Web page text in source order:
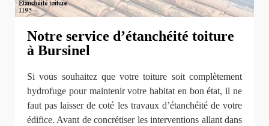
Notre service d’étanchéité toiture
à Bursinel
Si vous souhaitez que votre toiture soit complètement
hydrofuge pour maintenir votre habitat en bon état, il ne
faut pas laisser de coté les travaux d’étanchéité de votre
édifice. Avant de concrétiser les interventions allant dans